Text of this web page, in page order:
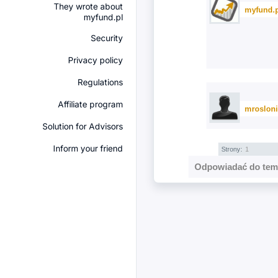
They wrote about
myfund.pl
Security
Privacy policy
Regulations
Affiliate program
Solution for Advisors
Inform your friend Strony: 1
Odpowiadać do